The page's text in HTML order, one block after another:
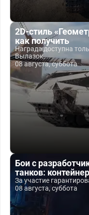
2D-стиль
как получить
Награда доступна
Вылазок,...
08 августа, суббота
Бои с
танков:
За участие
08 августа, суббота